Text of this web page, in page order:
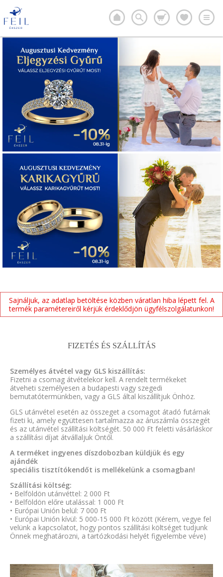
Sajnáljuk, az adatlap betöltése közben váratlan hiba lépett fel. A
termék paramétereiről kérjük érdeklődjön ügyfélszolgálatunkon!
FIZETÉS ÉS SZÁLLÍTÁS
Személyes átvétel vagy GLS kiszállítás:
Fizetni a csomag átvételekor kell. A rendelt termékeket
átveheti személyesen a budapesti vagy szegedi
bemutatótermünkben, vagy a GLS által kiszállítjuk Önhöz.
GLS utánvétel esetén az összeget a csomagot átadó futárnak
fizeti ki, amely együttesen tartalmazza az áruszámla összegét
és az utánvétel szállítási költségét. 50 000 Ft feletti vásárláskor
a szállítási díjat átvállaljuk Öntől.
A terméket ingyenes díszdobozban küldjük és egy
ajándék
speciális tisztítókendőt is mellékelünk a csomagban!
Szállítási költség:
• Belföldön utánvéttel: 2 000 Ft
• Belföldön előre utalással: 1 000 Ft
• Európai Unión belül: 7 000 Ft
• Európai Unión kívül: 5 000-15 000 Ft között (Kérem, vegye fel
velünk a kapcsolatot, hogy pontos szállítási költséget tudjunk
Önnek meghatározni, a tartózkodási helyét figyelembe véve)